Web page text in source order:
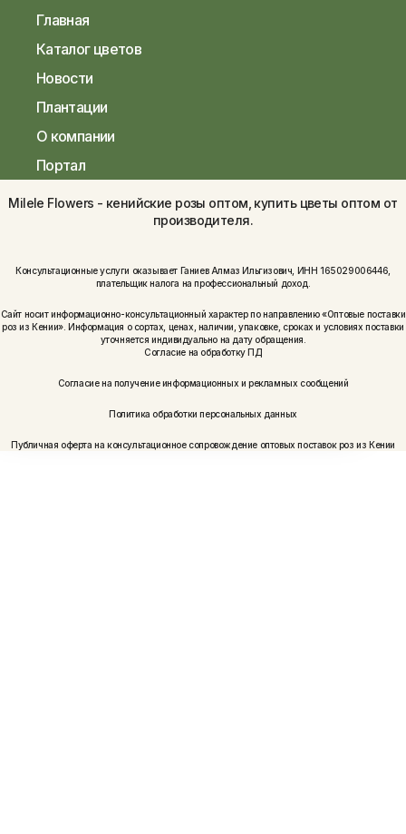
Главная
Каталог цветов
Новости
Плантации
О компании
Портал
Milele Flowers - кенийские розы оптом, купить цветы оптом от
производителя.
Консультационные услуги оказывает Ганиев Алмаз Ильгизович, ИНН 165029006446,
плательщик налога на профессиональный доход.
Сайт носит информационно-консультационный характер по направлению «Оптовые поставки
роз из Кении». Информация о сортах, ценах, наличии, упаковке, сроках и условиях поставки
уточняется индивидуально на дату обращения.
Согласие на обработку ПД
Согласие на получение информационных и рекламных сообщений
Политика обработки персональных данных
Публичная оферта на консультационное сопровождение оптовых поставок роз из Кении